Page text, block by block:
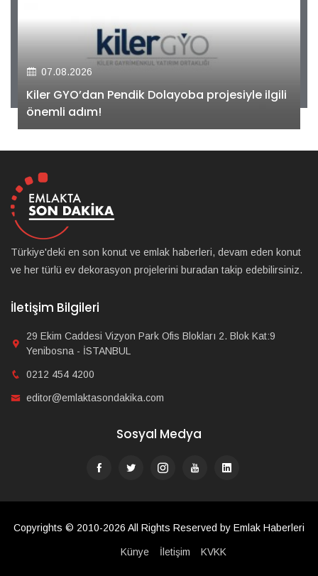
07.08.2026
Kiler GYO’dan Pendik Dolayoba projesiyle ilgili
önemli adım!
Türkiye'deki en son konut ve emlak haberleri, devam eden konut
ve her türlü ev dekorasyon projelerini buradan takip edebilirsiniz.
İletişim Bilgileri
29 Ekim Caddesi Vizyon Park Ofis Blokları 2. Blok Kat:9
Yenibosna - İSTANBUL
0212 454 4200
editor@emlaktasondakika.com
Sosyal Medya
Copyrights © 2010-2026 All Rights Reserved by Emlak Haberleri
Künye İletişim KVKK